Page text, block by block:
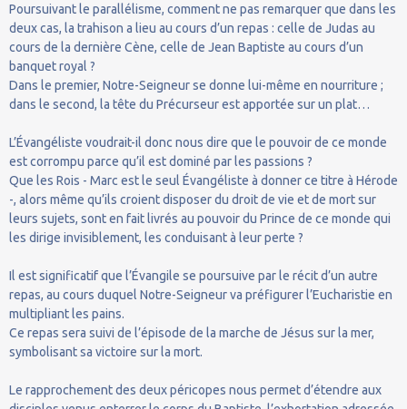
Poursuivant le parallélisme, comment ne pas remarquer que dans les
deux cas, la trahison a lieu au cours d’un repas : celle de Judas au
cours de la dernière Cène, celle de Jean Baptiste au cours d’un
banquet royal ?
Dans le premier, Notre-Seigneur se donne lui-même en nourriture ;
dans le second, la tête du Précurseur est apportée sur un plat…
L’Évangéliste voudrait-il donc nous dire que le pouvoir de ce monde
est corrompu parce qu’il est dominé par les passions ?
Que les Rois - Marc est le seul Évangéliste à donner ce titre à Hérode
-, alors même qu’ils croient disposer du droit de vie et de mort sur
leurs sujets, sont en fait livrés au pouvoir du Prince de ce monde qui
les dirige invisiblement, les conduisant à leur perte ?
Il est significatif que l’Évangile se poursuive par le récit d’un autre
repas, au cours duquel Notre-Seigneur va préfigurer l’Eucharistie en
multipliant les pains.
Ce repas sera suivi de l’épisode de la marche de Jésus sur la mer,
symbolisant sa victoire sur la mort.
Le rapprochement des deux péricopes nous permet d’étendre aux